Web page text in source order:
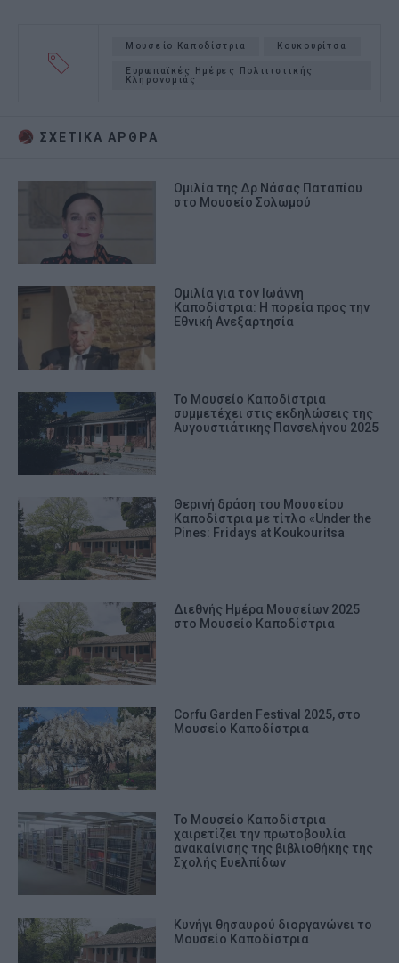
Μουσείο Καποδίστρια Κουκουρίτσα
Ευρωπαϊκές Ημέρες Πολιτιστικής
Κληρονομιάς
ΣΧΕΤΙΚA AΡΘΡΑ
Ομιλία της Δρ Νάσας Παταπίου
στο Μουσείο Σολωμού
Ομιλία για τον Ιωάννη
Καποδίστρια: Η πορεία προς την
Εθνική Ανεξαρτησία
Το Μουσείο Καποδίστρια
συμμετέχει στις εκδηλώσεις της
Αυγουστιάτικης Πανσελήνου 2025
Θερινή δράση του Μουσείου
Καποδίστρια με τίτλο «Under the
Pines: Fridays at Koukouritsa
Διεθνής Ημέρα Μουσείων 2025
στο Μουσείο Καποδίστρια
Corfu Garden Festival 2025, στο
Μουσείο Καποδίστρια
Το Μουσείο Καποδίστρια
χαιρετίζει την πρωτοβουλία
ανακαίνισης της βιβλιοθήκης της
Σχολής Ευελπίδων
Κυνήγι θησαυρού διοργανώνει το
Μουσείο Καποδίστρια